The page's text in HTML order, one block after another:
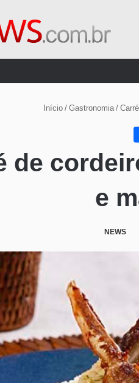
Início / Gastronomia /
de
e
NEWS